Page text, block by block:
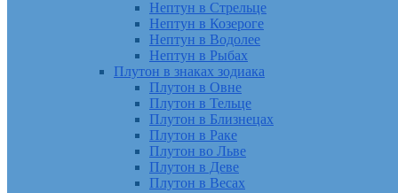
Нептун в Стрельце
Нептун в Козероге
Нептун в Водолее
Нептун в Рыбах
Плутон в знаках зодиака
Плутон в Овне
Плутон в Тельце
Плутон в Близнецах
Плутон в Раке
Плутон во Льве
Плутон в Деве
Плутон в Весах